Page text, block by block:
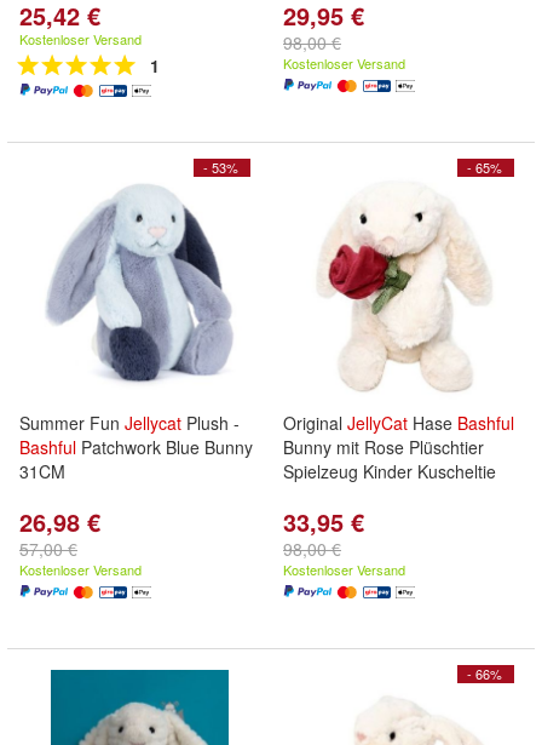
25,42 €
Kostenloser Versand
1
29,95 €
98,00 €
Kostenloser Versand
- 53%
Summer Fun Jellycat Plush -
Bashful Patchwork Blue Bunny
31CM
26,98 €
57,00 €
Kostenloser Versand
- 65%
Original JellyCat Hase Bashful
Bunny mit Rose Plüschtier
Spielzeug Kinder Kuscheltie
33,95 €
98,00 €
Kostenloser Versand
- 66%